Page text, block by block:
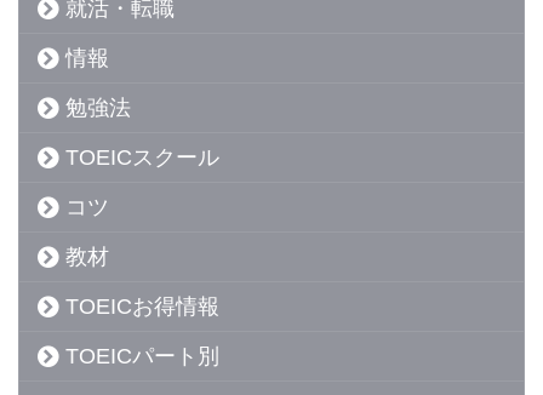
就活・転職
情報
勉強法
TOEICスクール
コツ
教材
TOEICお得情報
TOEICパート別